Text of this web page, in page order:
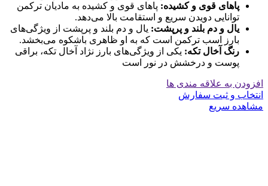
پاهای قوی و کشیده: پاهای قوی و کشیده به مادیان ترکمن
توانایی دویدن سریع و استقامت بالا می‌دهد.
یال و دم بلند و پرپشت: یال و دم بلند و پرپشت از ویژگی‌های
بارز اسب ترکمن است که به او ظاهری باشکوه می‌بخشد.
رنگ آخال تکه: یکی از ویژگی‌های بارز نژاد آخال تکه، براقی
پوست و درخشش در نور است
افزودن به علاقه مندی ها
انتخاب و ثبت سفارش
مشاهده سریع